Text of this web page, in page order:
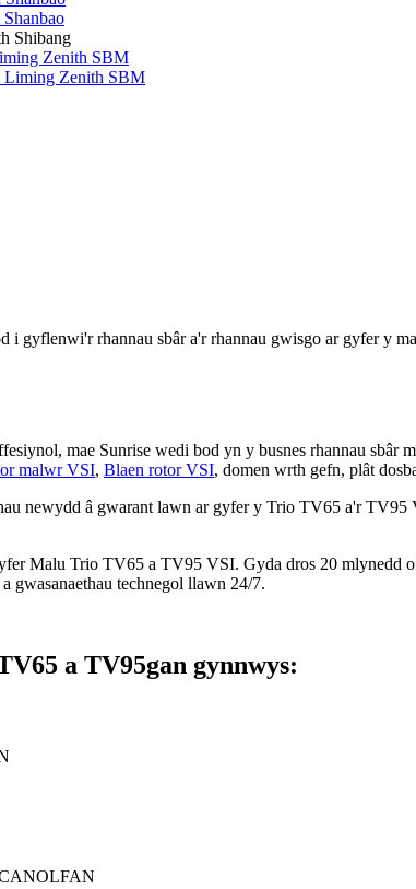
Shibang
Zenith SBM
Liming Zenith SBM
i gyflenwi'r rhannau sbâr a'r rhannau gwisgo ar gyfer y
mae Sunrise wedi bod yn y busnes rhannau sbâr
malwr VSI, Blaen rotor VSI, domen wrth gefn, plât
newydd â gwarant lawn ar gyfer y Trio TV65 a'r
Malu Trio TV65 a TV95 VSI. Gyda dros 20
gwasanaethau technegol llawn 24/7.
a TV95gan gynnwys: